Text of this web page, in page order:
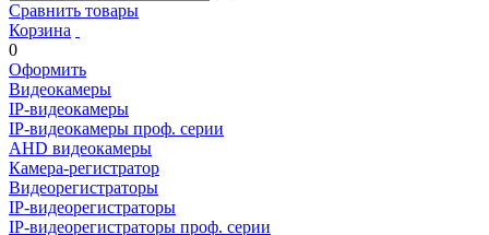
Сравнить товары
Корзина
0
Оформить
Видеокамеры
IP-видеокамеры
IP-видеокамеры проф. серии
AHD видеокамеры
Камера-регистратор
Видеорегистраторы
IP-видеорегистраторы
IP-видеорегистраторы проф. серии